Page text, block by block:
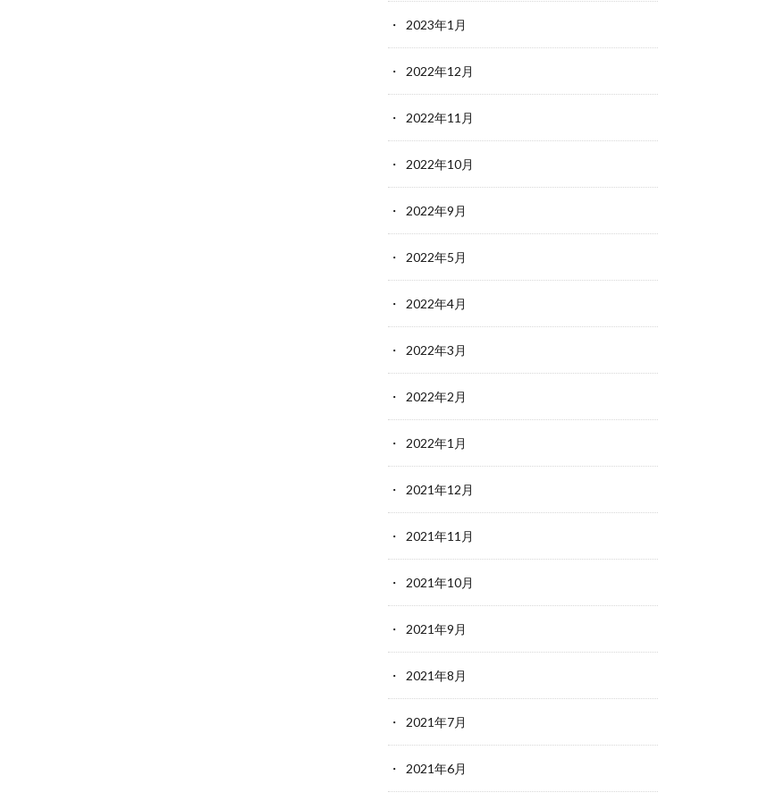
2023年1月
2022年12月
2022年11月
2022年10月
2022年9月
2022年5月
2022年4月
2022年3月
2022年2月
2022年1月
2021年12月
2021年11月
2021年10月
2021年9月
2021年8月
2021年7月
2021年6月